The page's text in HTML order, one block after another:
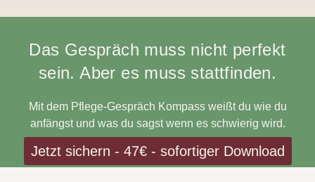
Das Gespräch muss nicht perfekt
sein. Aber es muss stattfinden.
Mit dem Pflege-Gespräch Kompass weißt du wie du
anfängst und was du sagst wenn es schwierig wird.
Jetzt sichern - 47€ - sofortiger Download